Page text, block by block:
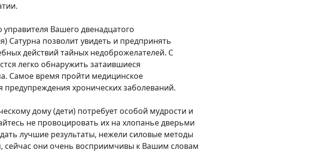
Вашего двенадцатого
Сатурна позволит увидеть и предпринять
действий тайных недоброжелателей. С
легко обнаружить затаившиеся
Самое время пройти медицинское
хронических заболеваний.
дому (дети) потребует особой мудрости и
не провоцировать их на хлопанье дверьми
лучшие результаты, нежели силовые методы
сейчас они очень восприимчивы к Вашим словам